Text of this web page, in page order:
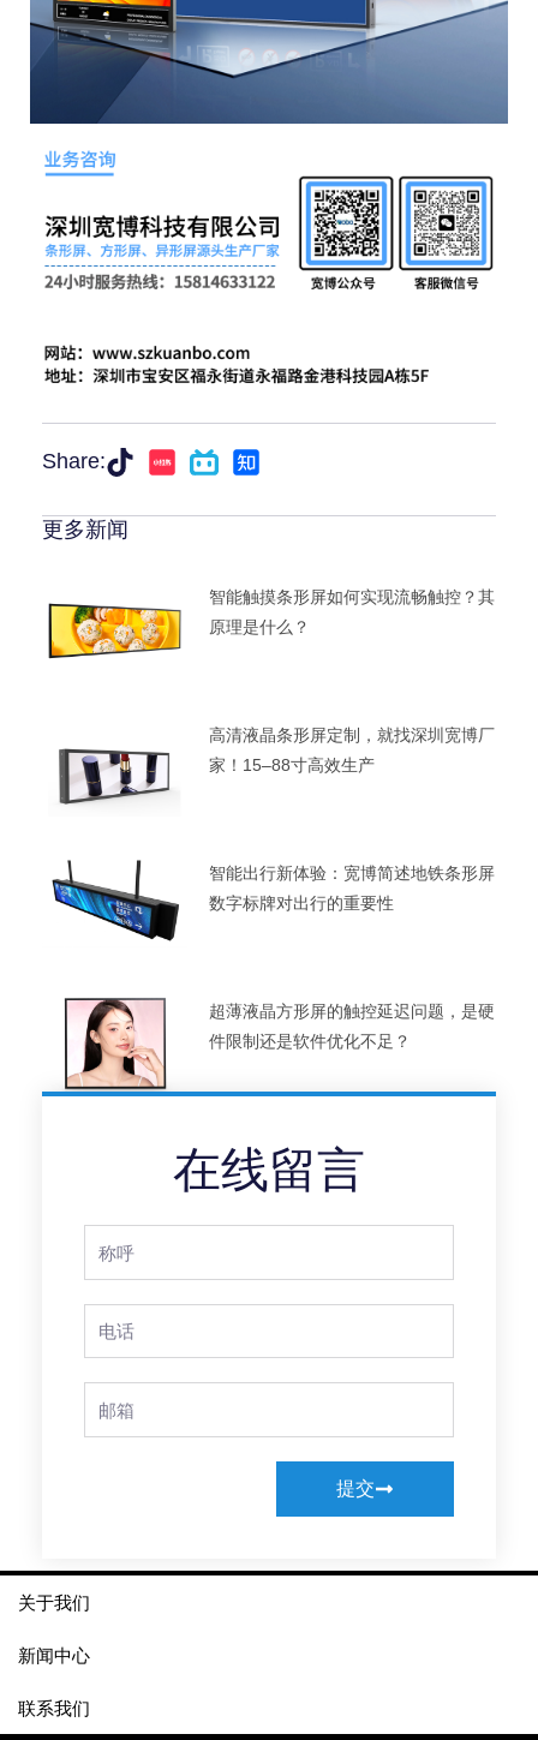
Share:
更多新闻
智能触摸条形屏如何实现流畅触控？其
原理是什么？
高清液晶条形屏定制，就找深圳宽博厂
家！15–88寸高效生产
智能出行新体验：宽博简述地铁条形屏
数字标牌对出行的重要性
超薄液晶方形屏的触控延迟问题，是硬
件限制还是软件优化不足？
在线留言
Name
Phone
Email
提交
关于我们
新闻中心
联系我们